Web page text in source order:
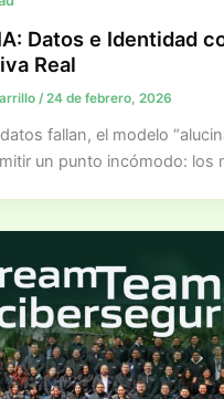
Datos e Identidad
Real
/24 de febrero, 2026
fallan, el modelo
un punto incómodo: los